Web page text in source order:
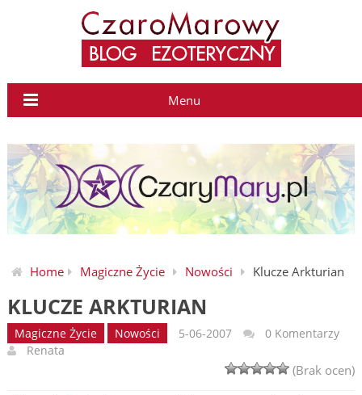
Menu
Home Magiczne Życie Nowości Klucze Arkturian
KLUCZE ARKTURIAN
Magiczne Życie Nowości 5-06-2007
0 Komentarzy
Renata
(Brak ocen)